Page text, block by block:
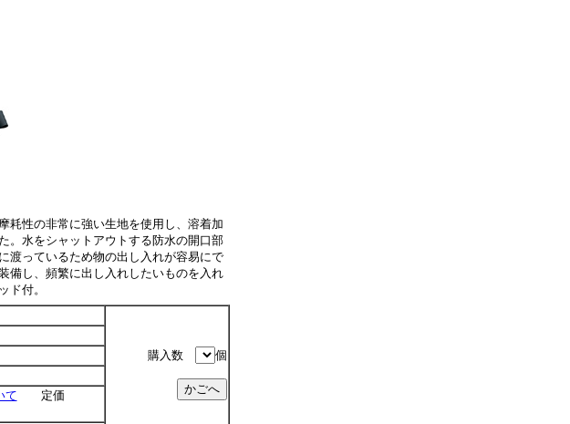
耗性の非常に強い生地を使用し、溶着加
。水をシャットアウトする防水の開口部
渡っているため物の出し入れが容易にで
備し、頻繁に出し入れしたいものを入れ
ド付。
購入数 個
て 定価